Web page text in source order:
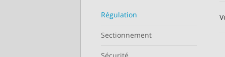
Régulation
Sectionnement